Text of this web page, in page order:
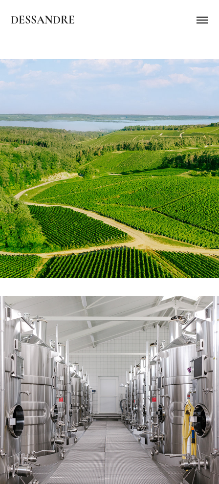
DESSANDRE
VUE AÉRIENNE
MATÉRIELS